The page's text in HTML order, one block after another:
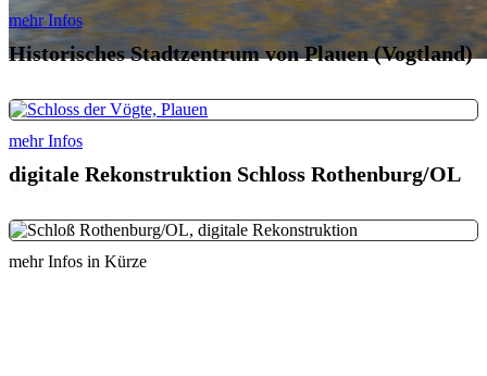
in
...Geschichte(n)
mehr Infos
Historisches Stadtzentrum von Plauen (Vogtland)
mehr Infos
digitale Rekonstruktion Schloss Rothenburg/OL
mehr Infos in Kürze